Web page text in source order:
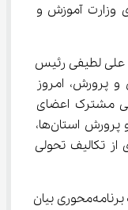
بخش‌ها و مجموعه‌های وزارت آموزش و
مهر، حجت‌الاسلام علی لطیفی رئیس
آموزش و پرورش، امروز
مشترک اعضای
شورای معاونان و مدیران کل آموزش و پرورش استان‌ها،
کرد: در اسناد تحولی، مجموعه‌ای از تکالیف تحولی
وی با اشاره به چرخش از کتاب‌محوری به برنامه‌محوری بیان